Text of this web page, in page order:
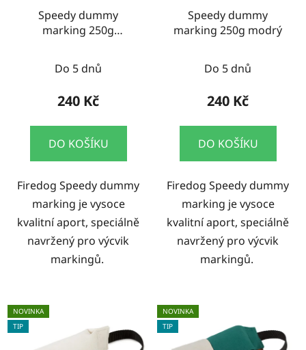
Speedy dummy
marking 250g
Do 5 dnů
240 Kč
DO KOŠÍKU
Firedog Speedy dummy
marking je vysoce
kvalitní aport, speciálně
navržený pro výcvik
markingů.
Speedy dummy
marking 250g modrý
Do 5 dnů
240 Kč
DO KOŠÍKU
Firedog Speedy dummy
marking je vysoce
kvalitní aport, speciálně
navržený pro výcvik
markingů.
NOVINKA
TIP
NOVINKA
TIP